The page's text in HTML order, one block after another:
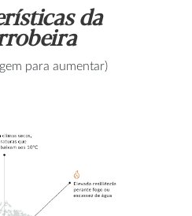
da
para aumentar)